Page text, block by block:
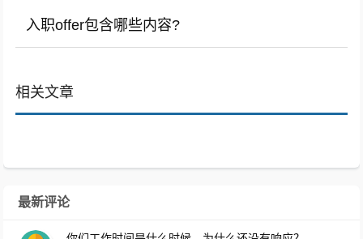
入职offer包含哪些内容?
相关文章
最新评论